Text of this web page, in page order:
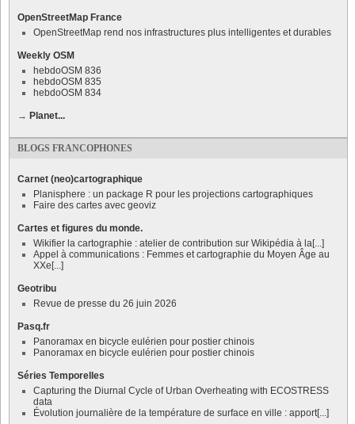
OpenStreetMap France
OpenStreetMap rend nos infrastructures plus intelligentes et durables
Weekly OSM
hebdoOSM 836
hebdoOSM 835
hebdoOSM 834
→ Planet...
BLOGS FRANCOPHONES
Carnet (neo)cartographique
Planisphere : un package R pour les projections cartographiques
Faire des cartes avec geoviz
Cartes et figures du monde.
Wikifier la cartographie : atelier de contribution sur Wikipédia à la[...]
Appel à communications : Femmes et cartographie du Moyen Âge au
XXe[...]
Geotribu
Revue de presse du 26 juin 2026
Pasq.fr
Panoramax en bicycle eulérien pour postier chinois
Panoramax en bicycle eulérien pour postier chinois
Séries Temporelles
Capturing the Diurnal Cycle of Urban Overheating with ECOSTRESS
data
Évolution journalière de la température de surface en ville : apport[...]